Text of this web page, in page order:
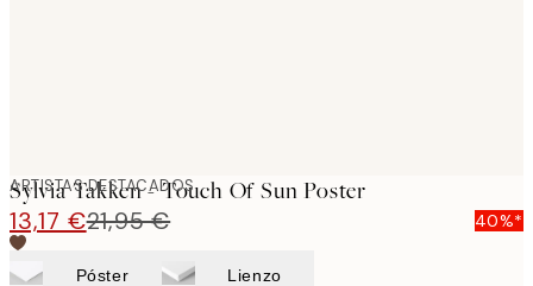
ARTISTAS DESTACADOS
Sylvia Takken - Touch Of Sun Poster
13,17 €21,95 € 40%*
Póster Lienzo